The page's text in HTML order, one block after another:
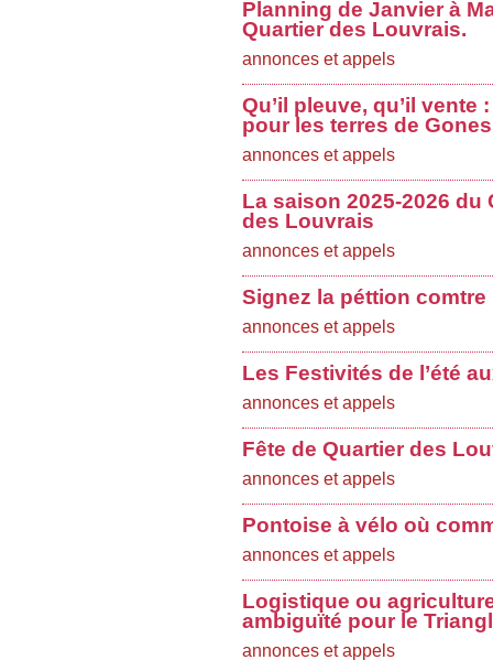
Planning de Janvier à
Quartier des Louvrais.
annonces et appels
Qu’il pleuve, qu’il vente
pour les terres de
annonces et appels
La saison 2025-2026
des Louvrais
annonces et appels
Signez la péttion
annonces et appels
Les Festivités de l’été
annonces et appels
Fête de Quartier des
annonces et appels
Pontoise à vélo où
annonces et appels
Logistique ou
ambiguïté pour le
annonces et appels